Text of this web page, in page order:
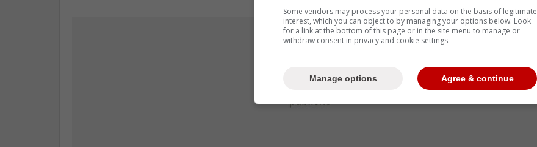
Some vendors may process your personal data on the basis of legitimate
interest, which you can object to by managing your options below. Look
for a link at the bottom of this page or in the site menu to manage or
withdraw consent in privacy and cookie settings.
Agree & continue
Manage options